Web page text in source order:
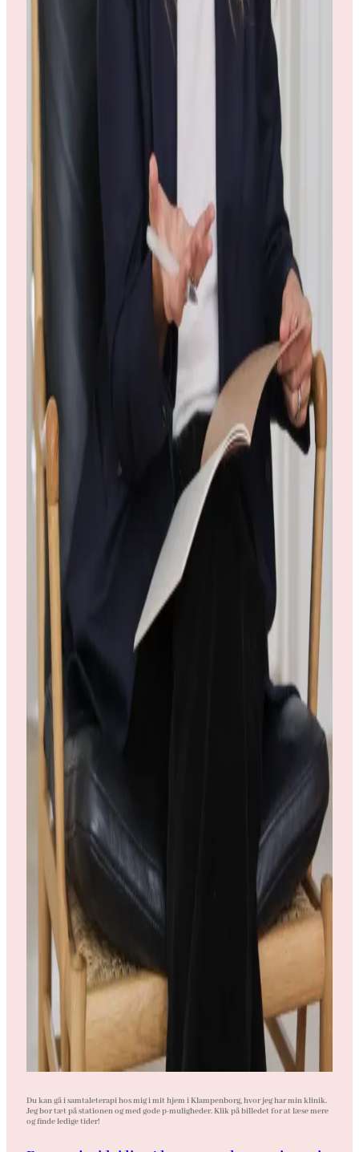
Du kan gå i samtaleterapi hos mig i mit hjem i Klampenborg, hvor jeg har min klinik.
Jeg bor tæt på stationen og med gode p-muligheder. Klik på billedet for at læse mere
og finde ledige tider!